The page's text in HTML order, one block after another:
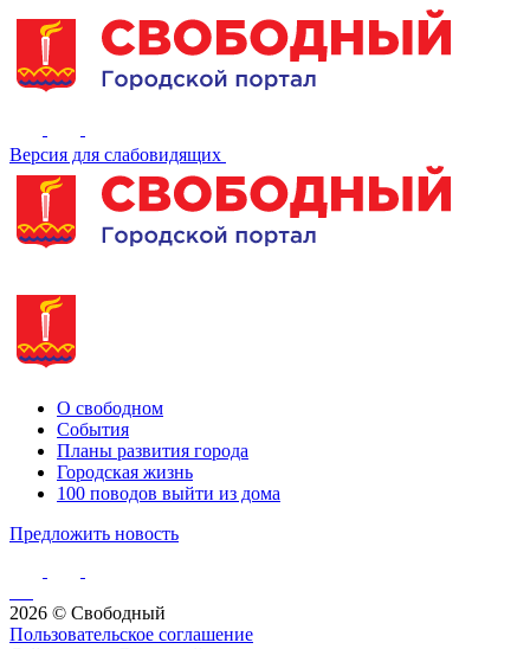
Версия для слабовидящих
О свободном
События
Планы развития города
Городская жизнь
100 поводов выйти из дома
Предложить новость
2026 © Свободный
Пользовательское соглашение